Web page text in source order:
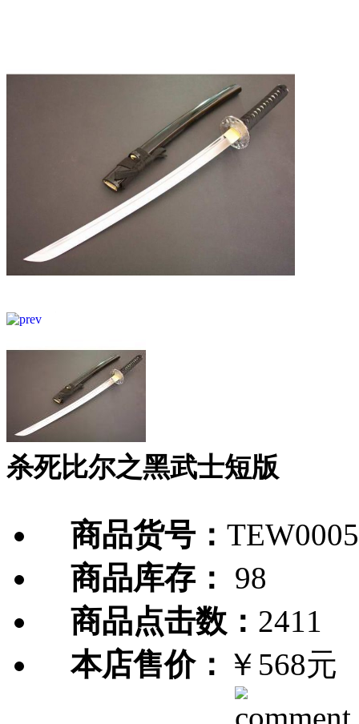
杀死比尔之黑武士短版
商品货号：
商品库存：
98
商品点击数： 2411
本店售价： ￥568元